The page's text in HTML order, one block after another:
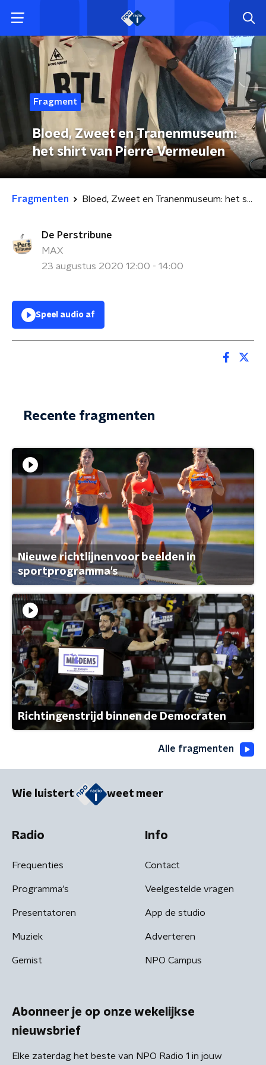
Fragment
Bloed, Zweet en Tranenmuseum:
het shirt van Pierre Vermeulen
Fragmenten Bloed, Zweet en Tranenmuseum: het shirt van Pierre Vermeulen
De Perstribune
MAX
23 augustus 2020 12:00 - 14:00
Speel audio af
Recente fragmenten
Nieuwe richtlijnen voor beelden in
sportprogramma's
Richtingenstrijd binnen de Democraten
Alle fragmenten
Wie luistert weet meer
Radio
Frequenties
Programma's
Presentatoren
Muziek
Gemist
Info
Contact
Veelgestelde vragen
App de studio
Adverteren
NPO Campus
Abonneer je op onze wekelijkse
nieuwsbrief
Elke zaterdag het beste van NPO Radio 1 in jouw